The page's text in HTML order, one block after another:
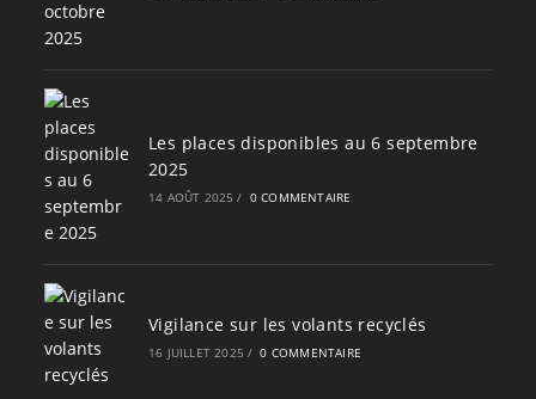
Les places disponibles au 6 septembre
2025
14 AOÛT 2025 / 0 COMMENTAIRE
Vigilance sur les volants recyclés
16 JUILLET 2025 / 0 COMMENTAIRE